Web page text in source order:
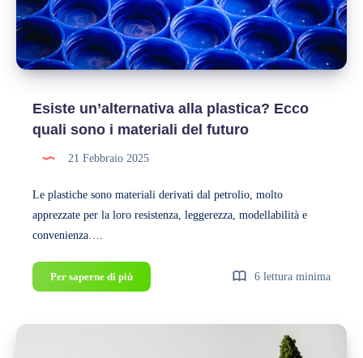
Esiste un’alternativa alla plastica? Ecco
quali sono i materiali del futuro
21 Febbraio 2025
Le plastiche sono materiali derivati dal petrolio, molto
apprezzate per la loro resistenza, leggerezza, modellabilità e
convenienza….
Per saperne di piùEsiste
un’alternativa
6 lettura minima